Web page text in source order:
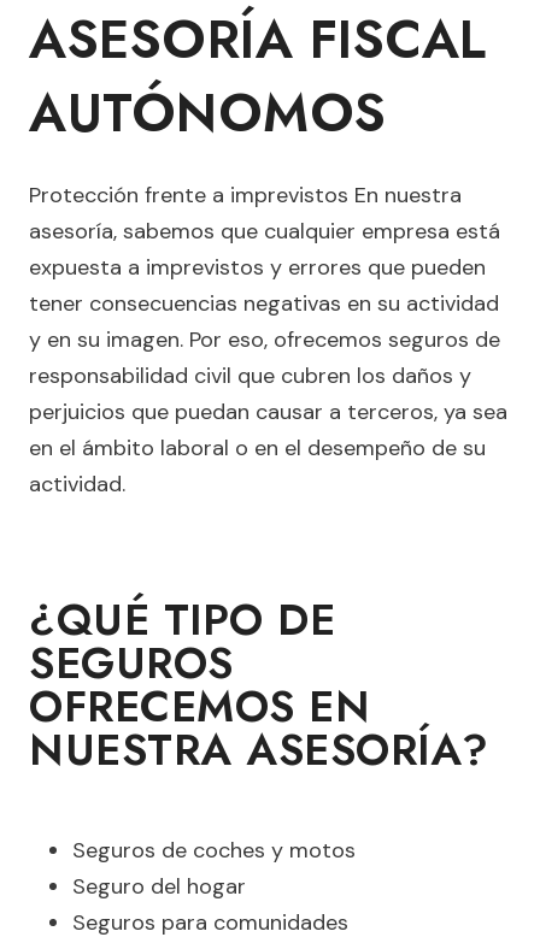
ASESORÍA FISCAL
AUTÓNOMOS
Protección frente a imprevistos En nuestra
asesoría, sabemos que cualquier empresa está
expuesta a imprevistos y errores que pueden
tener consecuencias negativas en su actividad
y en su imagen. Por eso, ofrecemos seguros de
responsabilidad civil que cubren los daños y
perjuicios que puedan causar a terceros, ya sea
en el ámbito laboral o en el desempeño de su
actividad.
¿QUÉ TIPO DE
SEGUROS
OFRECEMOS EN
NUESTRA ASESORÍA?
Seguros de coches y motos
Seguro del hogar
Seguros para comunidades